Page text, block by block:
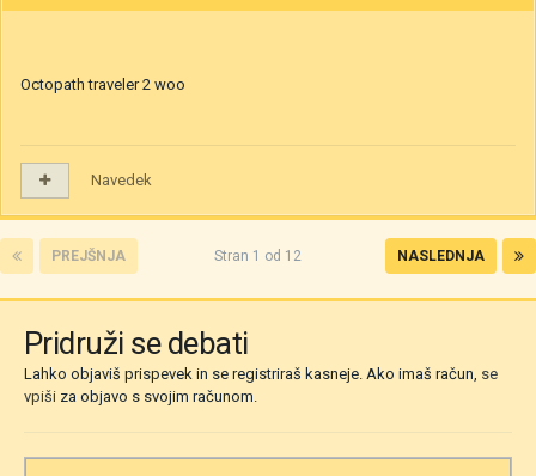
Octopath traveler 2 woo
Navedek
PREJŠNJA NASLEDNJA
Stran 1 od 12
Pridruži se debati
Lahko objaviš prispevek in se registriraš kasneje. Ako imaš račun, se
vpiši za objavo s svojim računom.